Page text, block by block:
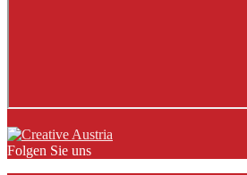
Folgen Sie uns